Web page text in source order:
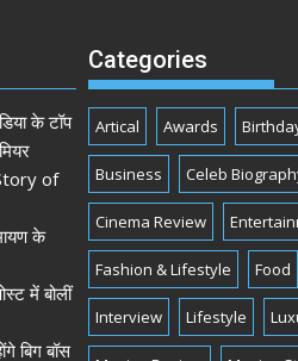
के टॉप
of
के
में बोलीं
बिग बॉस
Categories
Artical Awards
Business Celeb
Cinema Review
Fashion & Lifestyle Food
Interview Lifestyle